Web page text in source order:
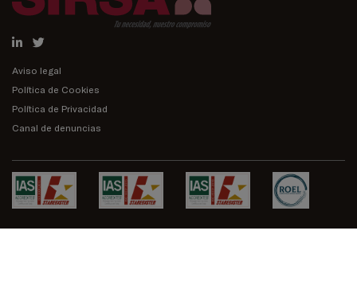
Aviso legal
Política de Cookies
Política de Privacidad
Canal de denuncias